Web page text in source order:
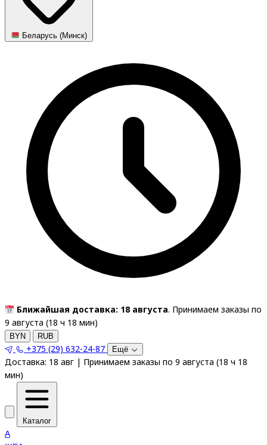
Беларусь (Минск)
Ближайшая доставка: 18 августа. Принимаем заказы по
9 августа (18 ч 18 мин)
BYN RUB
+375 (29) 632-24-87 Ещё
Доставка: 18 авг | Принимаем заказы по 9 августа (18 ч 18
мин)
Каталог
A